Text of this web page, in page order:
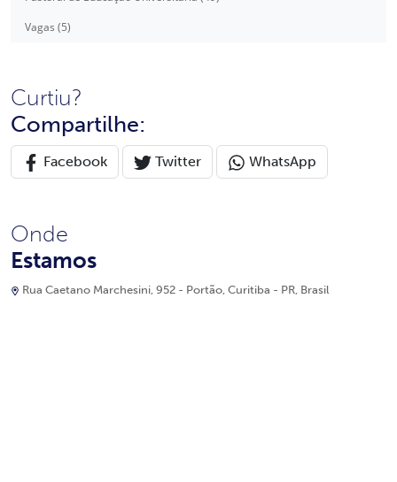
Vagas (5)
Curtiu?
Compartilhe:
Facebook Twitter WhatsApp
Onde
Estamos
Rua Caetano Marchesini, 952 - Portão, Curitiba - PR, Brasil